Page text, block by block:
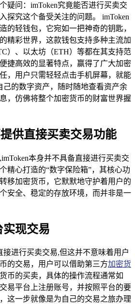
疑问：imToken究竟能否进行买卖交
探究这个备受关注的问题。 imToken
的轻钱包，它宛如一把神奇的钥匙，
精彩世界，这款钱包支持多种主流加
）、以太坊（ETH）等都在其支持范
捷高效的显著特点，赢得了广大加密
，用户只需轻轻点击手机屏幕，就能
己的数字资产，随时随地查看资产余
，仿佛将整个加密货币的财富世界握
供直接买卖交易功能
本身并不具备直接进行买卖交
精心打造的“数字保险箱”，其核心功
移加密货币，它默默地守护着用户的
安全、稳定的存放环境，而并非是一
现交易
接进行买卖交易,但这并不意味着用户
的交易，用户可以借助第三方加密货
币的买卖，具体的操作流程通常如
易平台上注册账号，并按照平台的要
这一步就像是为自己的交易之旅办理